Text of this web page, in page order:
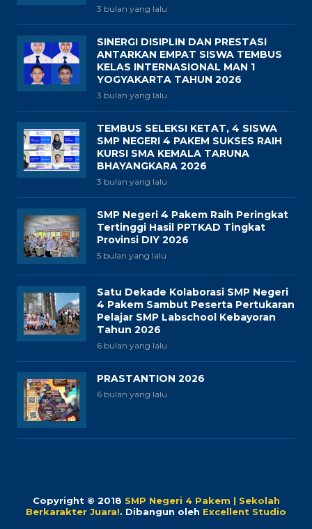
3 bulan yang lalu
SINERGI DISIPLIN DAN PRESTASI
ANTARKAN EMPAT SISWA TEMBUS
KELAS INTERNASIONAL MAN 1
YOGYAKARTA TAHUN 2026
3 bulan yang lalu
TEMBUS SELEKSI KETAT, 4 SISWA
SMP NEGERI 4 PAKEM SUKSES RAIH
KURSI SMA KEMALA TARUNA
BHAYANGKARA 2026
3 bulan yang lalu
SMP Negeri 4 Pakem Raih Peringkat
Tertinggi Hasil PPTKAD Tingkat
Provinsi DIY 2026
5 bulan yang lalu
Satu Dekade Kolaborasi SMP Negeri
4 Pakem Sambut Peserta Pertukaran
Pelajar SMP Labschool Kebayoran
Tahun 2026
6 bulan yang lalu
PRASTANTION 2026
6 bulan yang lalu
Copyright © 2018 SMP Negeri 4 Pakem | Sekolah
Berkarakter Juara!. Dibangun oleh Excellent Studio